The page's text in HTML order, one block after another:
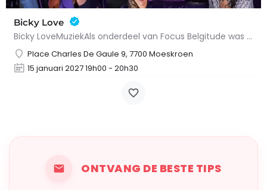
Bicky Love
Bicky LoveMuziekAls onderdeel van Focus Belgitude was het onmogelijk om Bicky Love over het hoofd te zien,…
Place Charles De Gaule 9, 7700 Moeskroen
15 januari 2027 19h00 - 20h30
ONTVANG DE BESTE TIPS